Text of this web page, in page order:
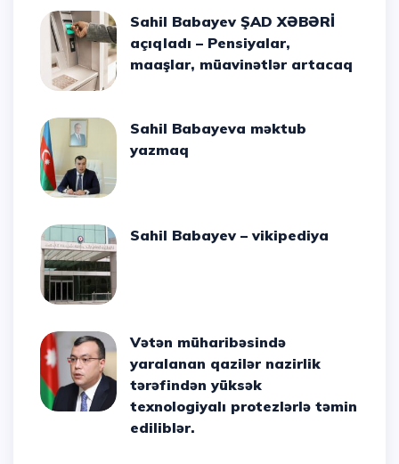
Sahil Babayev ŞAD XƏBƏRİ
açıqladı – Pensiyalar,
maaşlar, müavinətlər artacaq
Sahil Babayeva məktub
yazmaq
Sahil Babayev – vikipediya
Vətən müharibəsində
yaralanan qazilər nazirlik
tərəfindən yüksək
texnologiyalı protezlərlə təmin
ediliblər.